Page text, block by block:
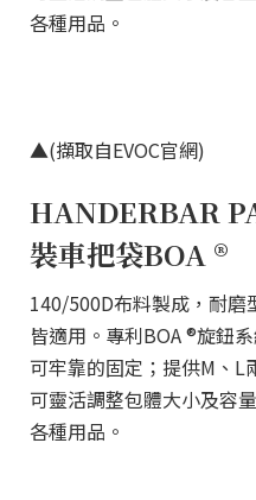
各種用品。
▲(擷取自EVOC官網)
HANDERBAR
裝車把袋BOA ®
140/500D布料製成，耐
皆適用。專利BOA ®旋鈕
可牢靠的固定；提供M、L
可靈活調整包體大小及容
各種用品。